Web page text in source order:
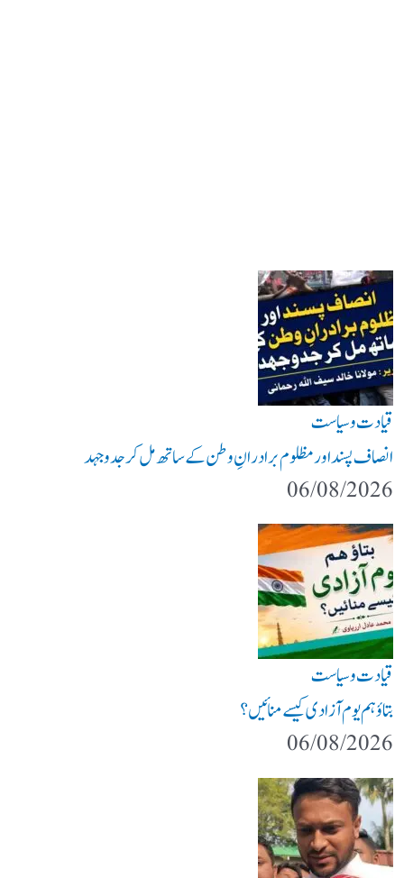
قیادت وسیاست
انصاف پسند اور مظلوم برادرانِ وطن کے ساتھ مل کر جدوجہد
06/08/2026
قیادت وسیاست
بتاؤ ہم یوم آزادی کیسے منائیں؟
06/08/2026